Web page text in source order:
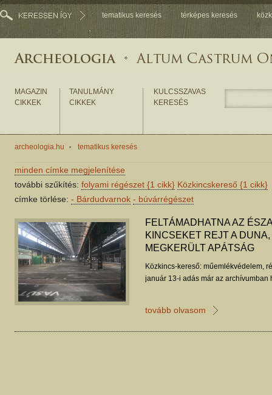
tematikus keresés térképes keresés
MAGAZIN
CIKKEK
TANULMÁNY
CIKKEK
KULCSSZAVAS
KERESÉS
archeologia.hu tematikus keresés
minden címke megjelenítése
további szűkítés: folyami régészet {1 cikk} Közkincskereső {1 cikk}
címke törlése: - Bárdudvarnok - búvárrégészet
FELTÁMADHATNA AZ
KINCSEKET REJT A
MEGKERÜLT APÁTSÁG
Közkincs-kereső: műemlékvédelem,
január 13-i adás már az archívumban
tovább olvasom